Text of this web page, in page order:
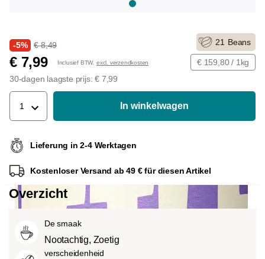
-5% € 8,49
€ 7,99 Inclusief BTW. excl. verzendkosten
30-dagen laagste prijs: € 7,99
21 Beans
€ 159,80 / 1kg
1 In winkelwagen
Lieferung in 2-4 Werktagen
Kostenloser Versand ab 49 € für diesen Artikel
Overzicht
De smaak
Nootachtig, Zoetig
verscheidenheid